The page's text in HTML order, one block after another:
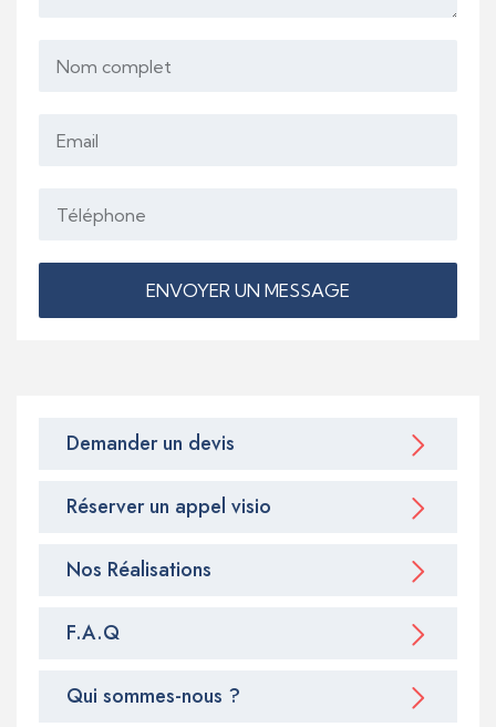
ENVOYER UN MESSAGE
Demander un devis
Réserver un appel visio
Nos Réalisations
F.A.Q
Qui sommes-nous ?